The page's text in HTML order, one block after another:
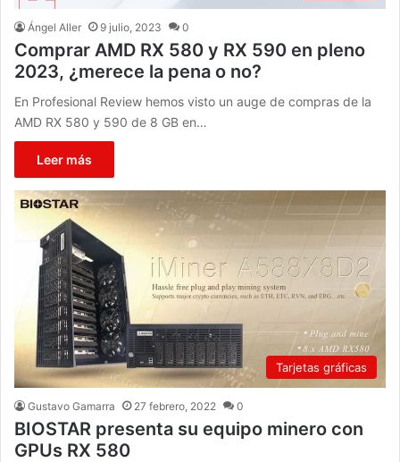
Ángel Aller 9 julio, 2023 0
Comprar AMD RX 580 y RX 590 en pleno
2023, ¿merece la pena o no?
En Profesional Review hemos visto un auge de compras de la
AMD RX 580 y 590 de 8 GB en…
Leer más
Tarjetas gráficas
Gustavo Gamarra 27 febrero, 2022 0
BIOSTAR presenta su equipo minero con
GPUs RX 580